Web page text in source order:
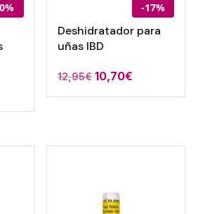
-17%
Deshidratador para
uñas IBD
12,95€ El
precio
12,95€.
10,70€
precio
10,70€.